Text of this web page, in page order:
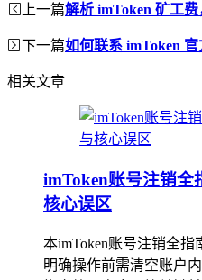
上一篇解析 imToken 矿工
下一篇如何联系 imToken
相关文章
imToken账号注销全
核心误区
本imToken账号注销全指
明确操作前需清空账户